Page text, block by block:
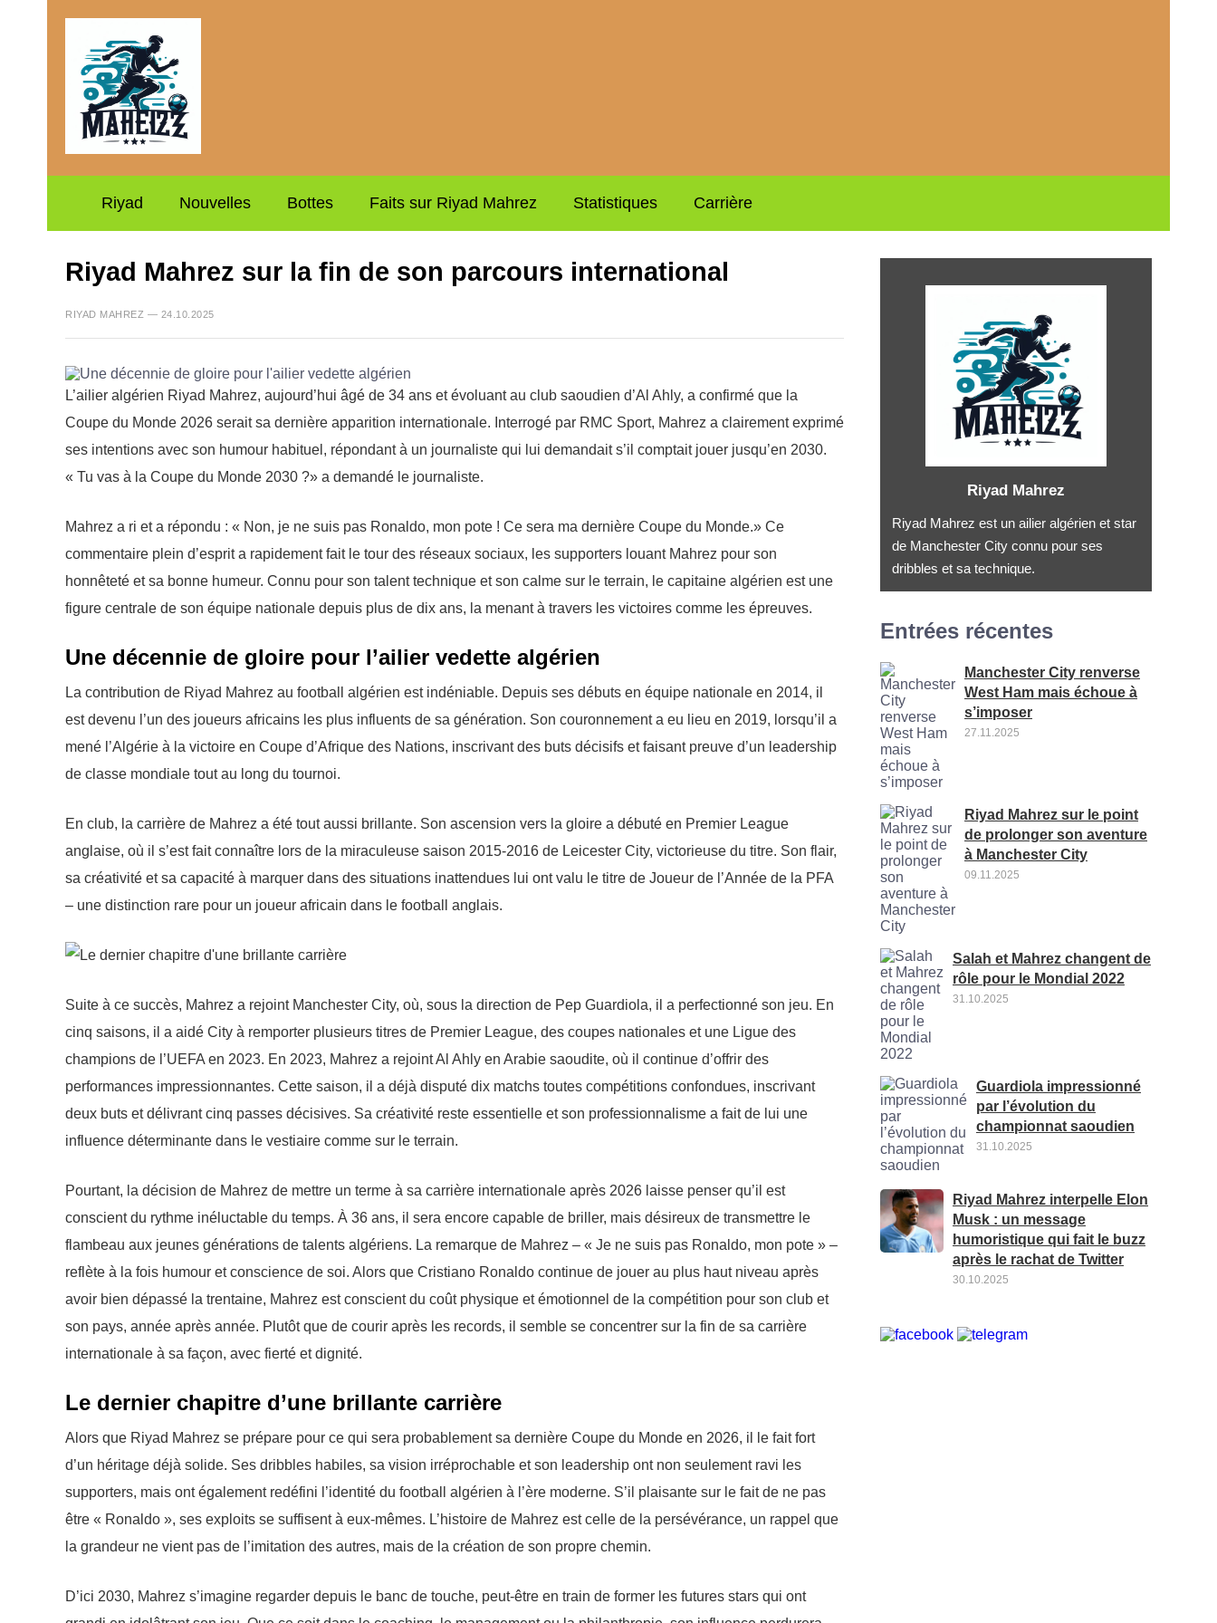
Riyad Nouvelles Bottes Faits sur Riyad Mahrez Statistiques Carrière
Riyad Mahrez sur la fin de son parcours international
RIYAD MAHREZ — 24.10.2025
L’ailier algérien Riyad Mahrez, aujourd’hui âgé de 34 ans et évoluant au club saoudien d’Al Ahly, a confirmé que la
Coupe du Monde 2026 serait sa dernière apparition internationale. Interrogé par RMC Sport, Mahrez a clairement exprimé
ses intentions avec son humour habituel, répondant à un journaliste qui lui demandait s’il comptait jouer jusqu’en 2030.
« Tu vas à la Coupe du Monde 2030 ?» a demandé le journaliste.
Mahrez a ri et a répondu : « Non, je ne suis pas Ronaldo, mon pote ! Ce sera ma dernière Coupe du Monde.» Ce
commentaire plein d’esprit a rapidement fait le tour des réseaux sociaux, les supporters louant Mahrez pour son
honnêteté et sa bonne humeur. Connu pour son talent technique et son calme sur le terrain, le capitaine algérien est une
figure centrale de son équipe nationale depuis plus de dix ans, la menant à travers les victoires comme les épreuves.
Une décennie de gloire pour l’ailier vedette algérien
La contribution de Riyad Mahrez au football algérien est indéniable. Depuis ses débuts en équipe nationale en 2014, il
est devenu l’un des joueurs africains les plus influents de sa génération. Son couronnement a eu lieu en 2019, lorsqu’il a
mené l’Algérie à la victoire en Coupe d’Afrique des Nations, inscrivant des buts décisifs et faisant preuve d’un leadership
de classe mondiale tout au long du tournoi.
En club, la carrière de Mahrez a été tout aussi brillante. Son ascension vers la gloire a débuté en Premier League
anglaise, où il s’est fait connaître lors de la miraculeuse saison 2015-2016 de Leicester City, victorieuse du titre. Son flair,
sa créativité et sa capacité à marquer dans des situations inattendues lui ont valu le titre de Joueur de l’Année de la PFA
– une distinction rare pour un joueur africain dans le football anglais.
Suite à ce succès, Mahrez a rejoint Manchester City, où, sous la direction de Pep Guardiola, il a perfectionné son jeu. En
cinq saisons, il a aidé City à remporter plusieurs titres de Premier League, des coupes nationales et une Ligue des
champions de l’UEFA en 2023. En 2023, Mahrez a rejoint Al Ahly en Arabie saoudite, où il continue d’offrir des
performances impressionnantes. Cette saison, il a déjà disputé dix matchs toutes compétitions confondues, inscrivant
deux buts et délivrant cinq passes décisives. Sa créativité reste essentielle et son professionnalisme a fait de lui une
influence déterminante dans le vestiaire comme sur le terrain.
Pourtant, la décision de Mahrez de mettre un terme à sa carrière internationale après 2026 laisse penser qu’il est
conscient du rythme inéluctable du temps. À 36 ans, il sera encore capable de briller, mais désireux de transmettre le
flambeau aux jeunes générations de talents algériens. La remarque de Mahrez – « Je ne suis pas Ronaldo, mon pote » –
reflète à la fois humour et conscience de soi. Alors que Cristiano Ronaldo continue de jouer au plus haut niveau après
avoir bien dépassé la trentaine, Mahrez est conscient du coût physique et émotionnel de la compétition pour son club et
son pays, année après année. Plutôt que de courir après les records, il semble se concentrer sur la fin de sa carrière
internationale à sa façon, avec fierté et dignité.
Le dernier chapitre d’une brillante carrière
Alors que Riyad Mahrez se prépare pour ce qui sera probablement sa dernière Coupe du Monde en 2026, il le fait fort
d’un héritage déjà solide. Ses dribbles habiles, sa vision irréprochable et son leadership ont non seulement ravi les
supporters, mais ont également redéfini l’identité du football algérien à l’ère moderne. S’il plaisante sur le fait de ne pas
être « Ronaldo », ses exploits se suffisent à eux-mêmes. L’histoire de Mahrez est celle de la persévérance, un rappel que
la grandeur ne vient pas de l’imitation des autres, mais de la création de son propre chemin.
D’ici 2030, Mahrez s’imagine regarder depuis le banc de touche, peut-être en train de former les futures stars qui ont
Riyad Mahrez
Riyad Mahrez est un ailier algérien et star
de Manchester City connu pour ses
dribbles et sa technique.
Entrées récentes
Manchester City renverse
West Ham mais échoue à
s’imposer
27.11.2025
Riyad Mahrez sur le point
de prolonger son aventure
à Manchester City
09.11.2025
Salah et Mahrez changent de
rôle pour le Mondial 2022
31.10.2025
Guardiola impressionné
par l’évolution du
championnat saoudien
31.10.2025
Riyad Mahrez interpelle Elon
Musk : un message
humoristique qui fait le buzz
après le rachat de Twitter
30.10.2025